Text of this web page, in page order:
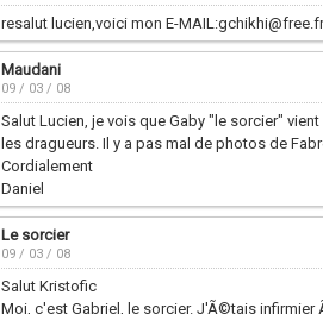
resalut lucien,voici mon E-
Maudani
09 / 03 / 08
Salut Lucien, je vois que Gaby "le sorcier"
les dragueurs. Il y a pas mal de photos de
Cordialement
Daniel
Le sorcier
09 / 03 / 08
Salut Kristofic
Moi, c'est Gabriel, le sorcier. J'Ã©tais infirmier